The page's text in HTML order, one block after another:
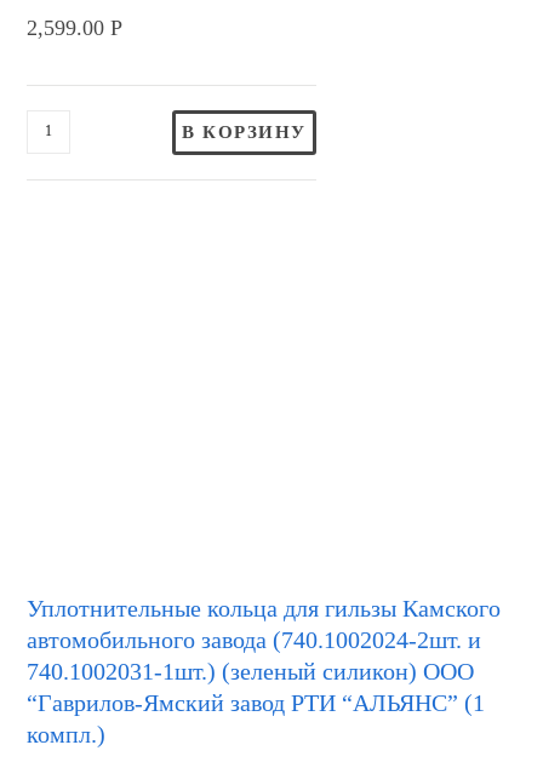
2,599.00Р
В КОРЗИНУ
Уплотнительные кольца для гильзы Камского
автомобильного завода (740.1002024-2шт. и
740.1002031-1шт.) (зеленый силикон) ООО
“Гаврилов-Ямский завод РТИ “АЛЬЯНС” (1
компл.)